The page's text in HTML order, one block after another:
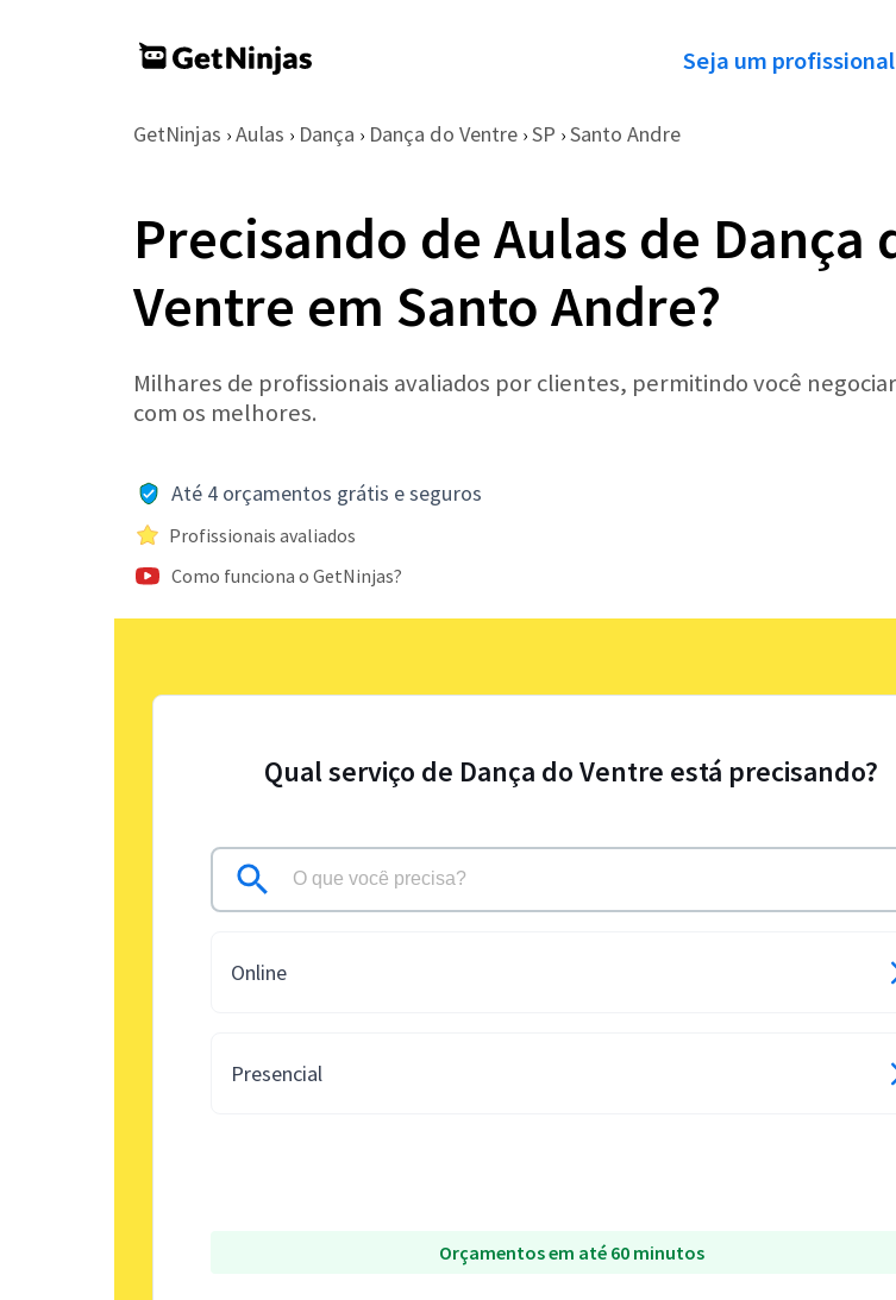
Seja um profissional
GetNinjas › Aulas › Dança › Dança do Ventre › SP › Santo Andre
Precisando de Aulas de Dança
Ventre em Santo Andre?
Milhares de profissionais avaliados por clientes, permitindo você
com os melhores.
Até 4 orçamentos grátis e seguros
Profissionais avaliados
Como funciona o GetNinjas?
Qual serviço de Dança do Ventre está precisando?
Online
Presencial
Orçamentos em até 60 minutos